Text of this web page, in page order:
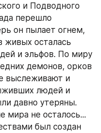
и Подводного
перешло
он пылает огнем,
живых осталась
и эльфов. По миру
демонов, орков
выслеживают и
людей и
давно утеряны.
мира не осталось...
был создан